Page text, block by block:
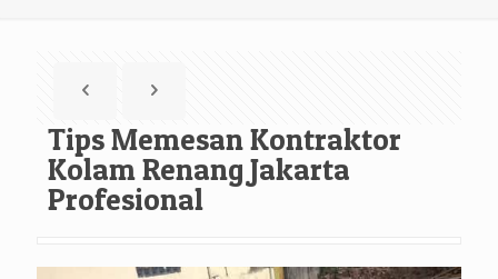
Tips Memesan Kontraktor
Kolam Renang Jakarta
Profesional